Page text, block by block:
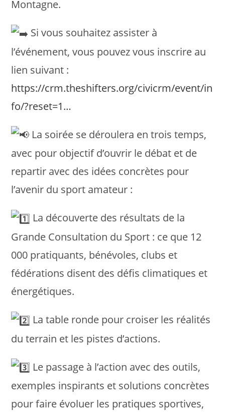
Montagne.
Si vous souhaitez assister à
l’événement, vous pouvez vous inscrire au
lien suivant :
https://crm.theshifters.org/civicrm/event/in
fo/?reset=1…
La soirée se déroulera en trois temps,
avec pour objectif d’ouvrir le débat et de
repartir avec des idées concrètes pour
l’avenir du sport amateur :
La découverte des résultats de la
Grande Consultation du Sport : ce que 12
000 pratiquants, bénévoles, clubs et
fédérations disent des défis climatiques et
énergétiques.
La table ronde pour croiser les réalités
du terrain et les pistes d’actions.
Le passage à l’action avec des outils,
exemples inspirants et solutions concrètes
pour faire évoluer les pratiques sportives,